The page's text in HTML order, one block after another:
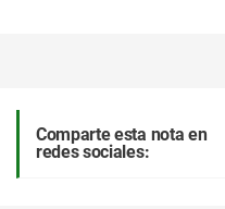
Comparte esta nota en
redes sociales: